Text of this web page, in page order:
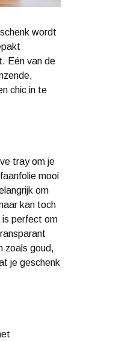
wordt
Eén van de
chic in te
tray om je
mooi
om
kan toch
is perfect om
zoals goud,
je geschenk